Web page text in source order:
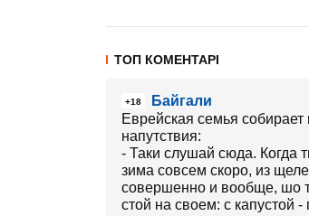
ТОП КОМЕНТАРІ
+18
Байгали
Еврейская семья
напутствия:
- Таки слушай сюда. Когда
зима совсем скоро, из
совершенно и вообще, шо
стой на своем: с капустой